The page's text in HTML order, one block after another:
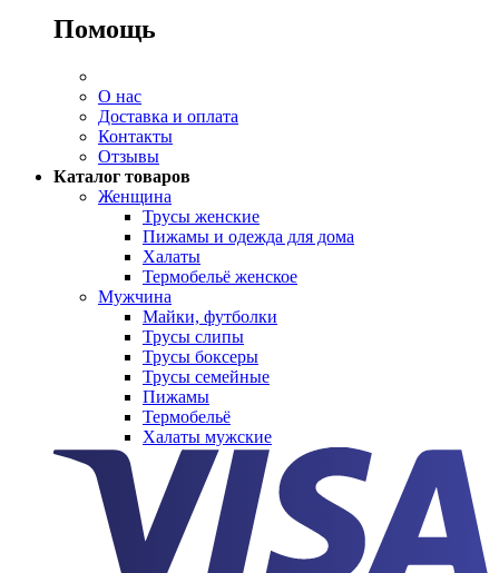
Помощь
О нас
Доставка и оплата
Контакты
Отзывы
Каталог товаров
Женщина
Трусы женские
Пижамы и одежда для дома
Халаты
Термобельё женское
Мужчина
Майки, футболки
Трусы слипы
Трусы боксеры
Трусы семейные
Пижамы
Термобельё
Халаты мужские